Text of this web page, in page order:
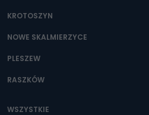
KROTOSZYN
NOWE SKALMIERZYCE
PLESZEW
RASZKÓW
WSZYSTKIE